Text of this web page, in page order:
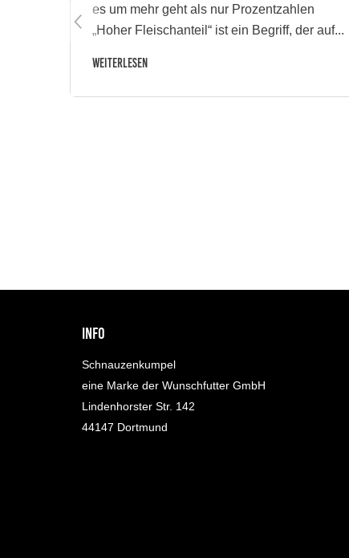
es um mehr geht als nur Prozentzahlen
„Hoher Fleischanteil“ ist ein Begriff, der auf...
Weiterlesen
INFO
Schnauzenkumpel
eine Marke der Wunschfutter GmbH
Lindenhorster Str. 142
44147 Dortmund